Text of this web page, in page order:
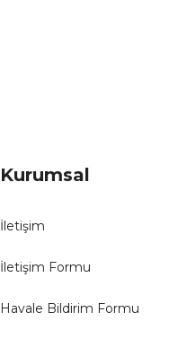
Kurumsal
İletişim
İletişim Formu
Havale Bildirim Formu